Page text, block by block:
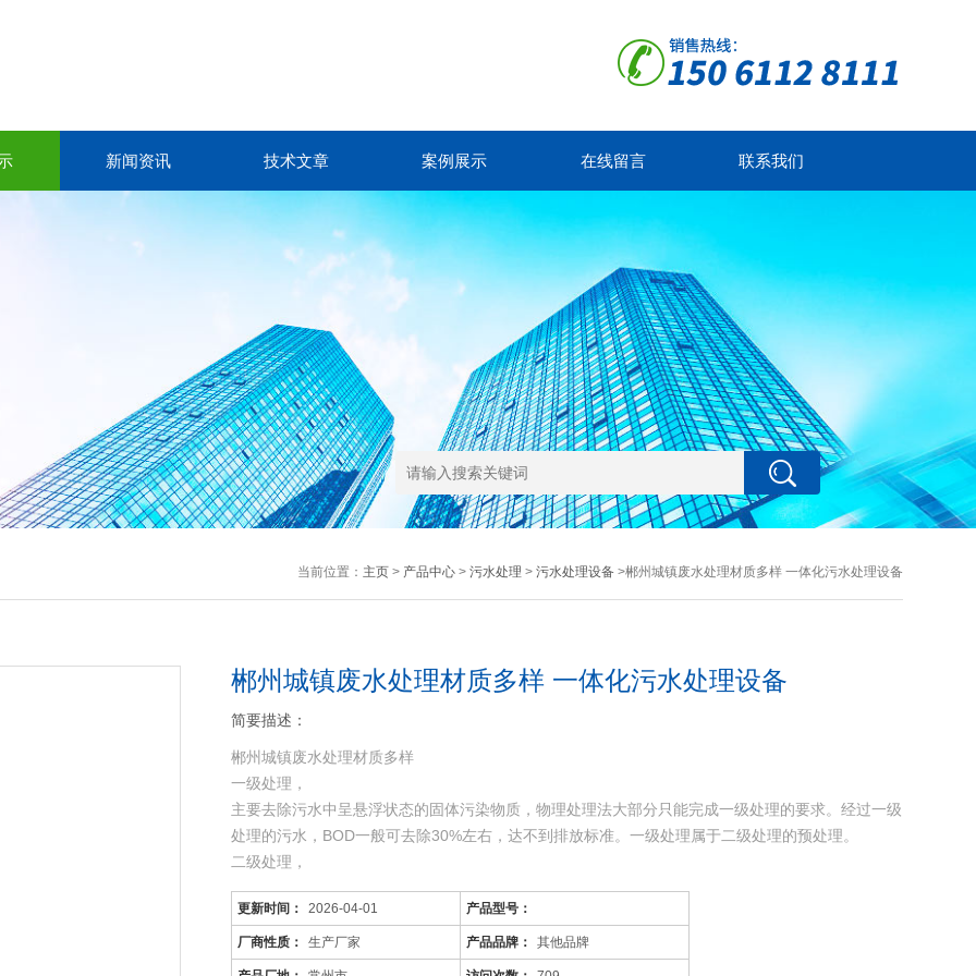
新闻资讯 技术文章 案例展示 在线留言 联系我们
当前位置： 主页> 产品中心> 污水处理 > 污水处理设备>郴州城镇废水处理材质多样 一体化污水处理设备
郴州城镇废水处理材质多样 一体化污水处理设备
简要描述：
郴州城镇废水处理材质多样
一级处理，
主要去除污水中呈悬浮状态的固体污染物质，物理处理法大部分只能完成一级处理的要求。经过一级
处理的污水，BOD一般可去除30%左右，达不到排放标准。一级处理属于二级处理的预处理。
二级处理，
主要去除污水中呈胶体和溶解状态的有机污染物质(BOD，COD物质)，去除率可达90%以上，使有
机污染物达到排放标准。
三级处理，
进一步处理难降解的有机物、氮和磷
更新时间： 2026-04-01 产品型号：
厂商性质： 生产厂家 产品品牌： 其他品牌